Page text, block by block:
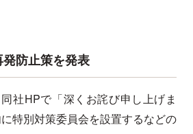
防止策を発表
社HPで「深くお詫び申し上げま
特別対策委員会を設置するなどの